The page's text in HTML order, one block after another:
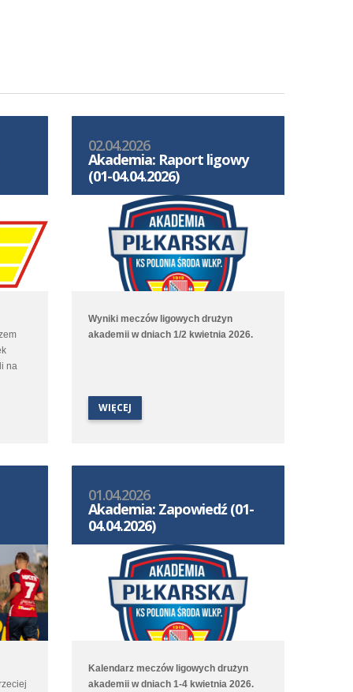
na
02.04.2026
Akademia: Raport ligowy
(01-04.04.2026)
Wyniki meczów ligowych drużyn
akademii w dniach 1/2 kwietnia 2026.
WIĘCEJ
01.04.2026
Akademia: Zapowiedź (01-
04.04.2026)
Kalendarz meczów ligowych drużyn
akademii w dniach 1-4 kwietnia 2026.